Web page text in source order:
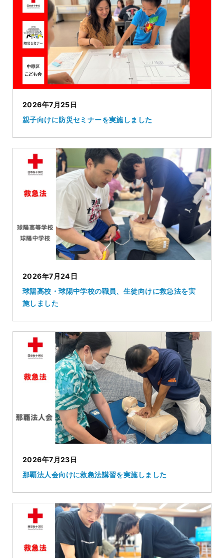
2026年7月25日
親子向けに防災セミナーを実施しました
2026年7月24日
球陽高校・球陽中学校の職員、生徒向けに救急法を実
施しました
2026年7月23日
那覇法人会向けに救急法講習を実施しました